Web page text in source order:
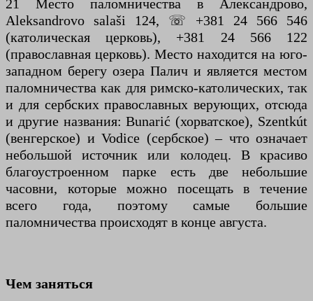
21 Место паломничества в Александрово,
Aleksandrovo salaši 124, ☏ +381 24 566 546
(католическая церковь), +381 24 566 122
(православная церковь). Место находится на юго-
западном берегу озера Палич и является местом
паломничества как для римско-католических, так
и для сербских православных верующих, отсюда
и другие названия: Bunarić (хорватское), Szentkút
(венгерское) и Vodice (сербское) – что означает
небольшой источник или колодец. В красиво
благоустроенном парке есть две небольшие
часовни, которые можно посещать в течение
всего года, поэтому самые большие
паломничества происходят в конце августа.
Чем заняться